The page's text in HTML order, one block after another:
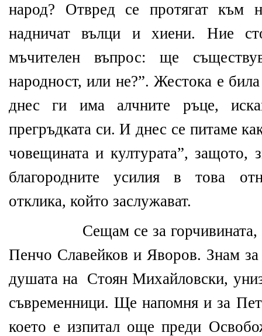
народ? Отвред се протягат към
надничат вълци и хиени. Ние
мъчителен въпрос: ще
народност, или не?”. Жестока е
днес ги има алчните ръце,
прегръдката си. И днес се питаме
човещината и културата”, защото,
благородните усилия в това
отклика, който заслужават.
Сещам се за
Пенчо Славейков и Яворов. Знам за
душата на Стоян Михайловски,
съвременници. Ще напомня и за
което е изпитал още преди